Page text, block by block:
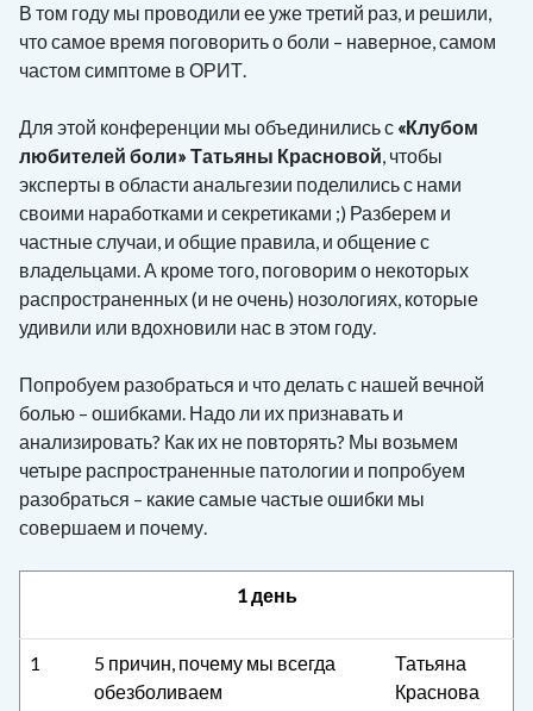
В том году мы проводили ее уже третий раз, и решили,
что самое время поговорить о боли – наверное, самом
частом симптоме в ОРИТ.
Для этой конференции мы объединились с «Клубом
любителей боли» Татьяны Красновой, чтобы
эксперты в области анальгезии поделились с нами
своими наработками и секретиками ;) Разберем и
частные случаи, и общие правила, и общение с
владельцами. А кроме того, поговорим о некоторых
распространенных (и не очень) нозологиях, которые
удивили или вдохновили нас в этом году.
Попробуем разобраться и что делать с нашей вечной
болью – ошибками. Надо ли их признавать и
анализировать? Как их не повторять? Мы возьмем
четыре распространенные патологии и попробуем
разобраться – какие самые частые ошибки мы
совершаем и почему.
1 день
1
5 причин, почему мы всегда
обезболиваем
Татьяна
Краснова